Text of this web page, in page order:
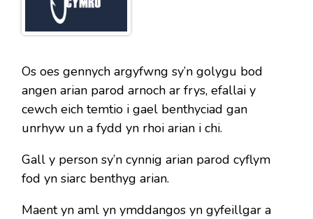
Os oes gennych argyfwng sy’n golygu bod
angen arian parod arnoch ar frys, efallai y
cewch eich temtio i gael benthyciad gan
unrhyw un a fydd yn rhoi arian i chi.
Gall y person sy’n cynnig arian parod cyflym
fod yn siarc benthyg arian.
Maent yn aml yn ymddangos yn gyfeillgar a